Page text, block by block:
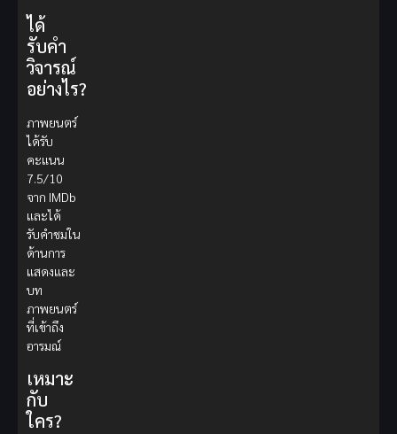
ได้
รับคำ
วิจารณ์
อย่างไร?
ภาพยนตร์
ได้รับ
คะแนน
7.5/10
จาก IMDb
และได้
รับคำชมใน
ด้านการ
แสดงและ
บท
ภาพยนตร์
ที่เข้าถึง
อารมณ์
เหมาะ
กับ
ใคร?